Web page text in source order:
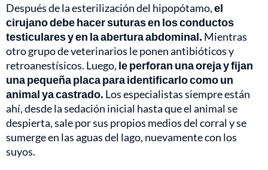
Después de la esterilización del hipopótamo,el
cirujano debe hacer suturas en los conductos
testiculares y en la abertura abdominal. Mientras
otro grupo de veterinarios le ponen antibióticos y
retroanestísicos. Luego, le perforan una oreja y fijan
una pequeña placa para identificarlo como un
animal ya castrado. Los especialistas siempre están
ahí, desde la sedación inicial hasta que el animal se
despierta, sale por sus propios medios del corral y se
sumerge en las aguas del lago, nuevamente con los
suyos.